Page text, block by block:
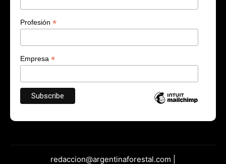
Profesión *
Empresa *
redaccion@argentinaforestal.com |